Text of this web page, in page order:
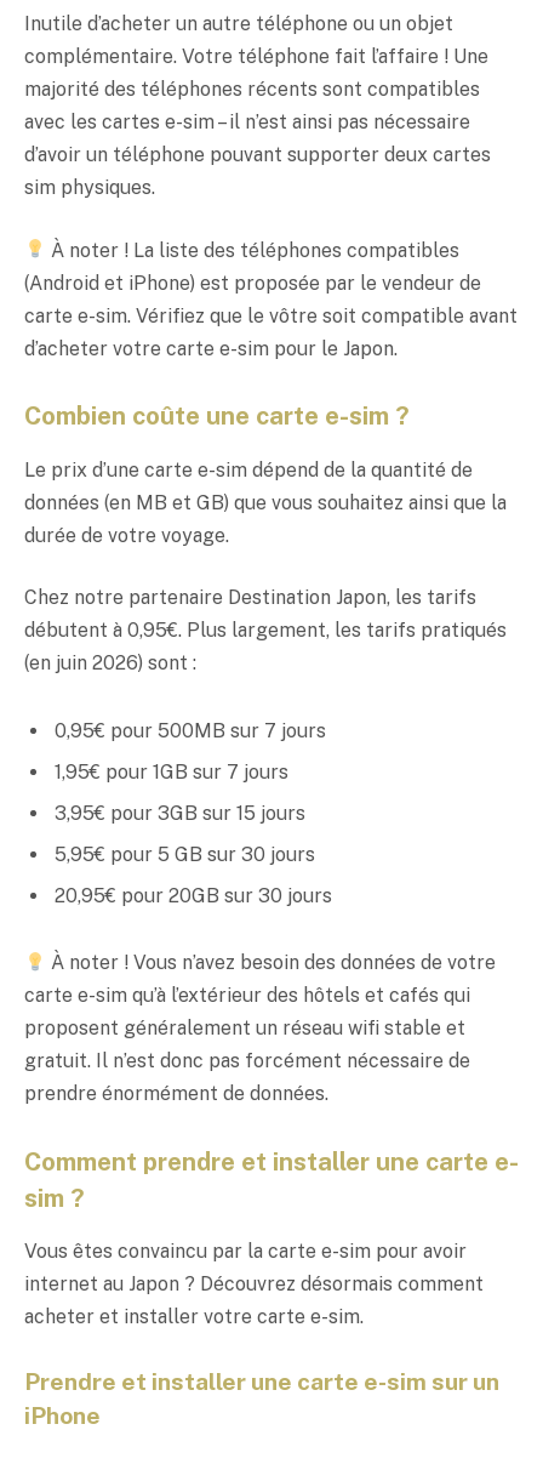
Inutile d’acheter un autre téléphone ou un objet
complémentaire. Votre téléphone fait l’affaire ! Une
majorité des téléphones récents sont compatibles
avec les cartes e-sim – il n’est ainsi pas nécessaire
d’avoir un téléphone pouvant supporter deux cartes
sim physiques.
À noter ! La liste des téléphones compatibles
(Android et iPhone) est proposée par le vendeur de
carte e-sim. Vérifiez que le vôtre soit compatible avant
d’acheter votre carte e-sim pour le Japon.
Combien coûte une carte e-sim ?
Le prix d’une carte e-sim dépend de la quantité de
données (en MB et GB) que vous souhaitez ainsi que la
durée de votre voyage.
Chez notre partenaire Destination Japon, les tarifs
débutent à 0,95€. Plus largement, les tarifs pratiqués
(en juin 2026) sont :
0,95€ pour 500MB sur 7 jours
1,95€ pour 1GB sur 7 jours
3,95€ pour 3GB sur 15 jours
5,95€ pour 5 GB sur 30 jours
20,95€ pour 20GB sur 30 jours
À noter ! Vous n’avez besoin des données de votre
carte e-sim qu’à l’extérieur des hôtels et cafés qui
proposent généralement un réseau wifi stable et
gratuit. Il n’est donc pas forcément nécessaire de
prendre énormément de données.
Comment prendre et installer une carte e-
sim ?
Vous êtes convaincu par la carte e-sim pour avoir
internet au Japon ? Découvrez désormais comment
acheter et installer votre carte e-sim.
Prendre et installer une carte e-sim sur un
iPhone